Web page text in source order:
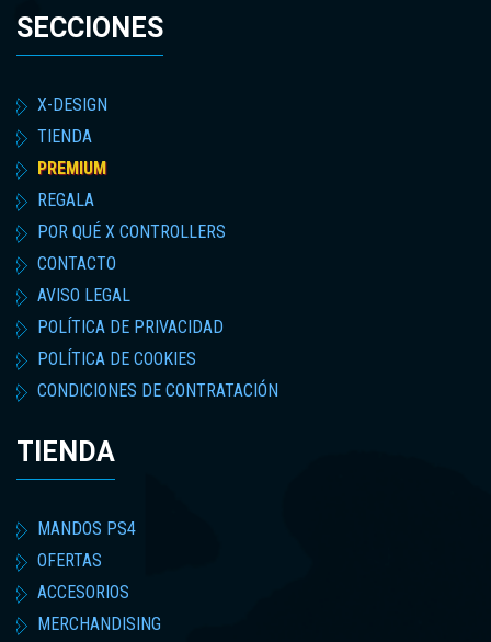
SECCIONES
X-DESIGN
TIENDA
PREMIUM
REGALA
POR QUÉ X CONTROLLERS
CONTACTO
AVISO LEGAL
POLÍTICA DE PRIVACIDAD
POLÍTICA DE COOKIES
CONDICIONES DE CONTRATACIÓN
TIENDA
MANDOS PS4
OFERTAS
ACCESORIOS
MERCHANDISING